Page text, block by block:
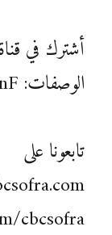
أشترك في
الوصفات: https://goo.gl/up3snF
تابعونا على
cbcsofra